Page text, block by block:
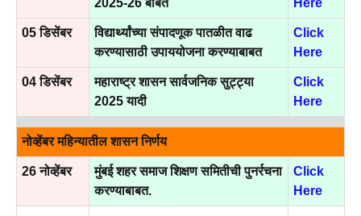
2025-26 बाबत
Here
05 डिसेंबर
विद्यार्थ्यांच्या संपादणूक पातळीत वाढ
करण्यासाठी उपाययोजना करण्याबाबत
Click
Here
04 डिसेंबर
महाराष्ट्र शासन सार्वजनिक सुट्ट्या
2025 यादी
Click
Here
नोव्हेंबर महिन्यातील शासन निर्णय
26 नोव्हेंबर
मुंबई शहर समाज शिक्षण समितीची पुनर्रचना
करण्याबाबत.
Click
Here